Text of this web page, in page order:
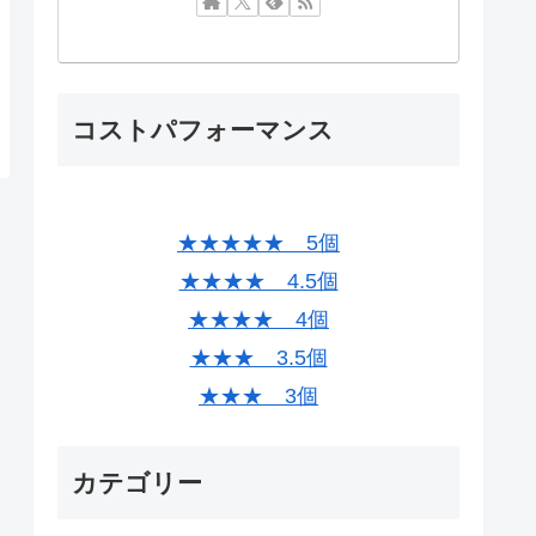
コストパフォーマンス
★★★★★ 5個
★★★★ 4.5個
★★★★ 4個
★★★ 3.5個
★★★ 3個
カテゴリー